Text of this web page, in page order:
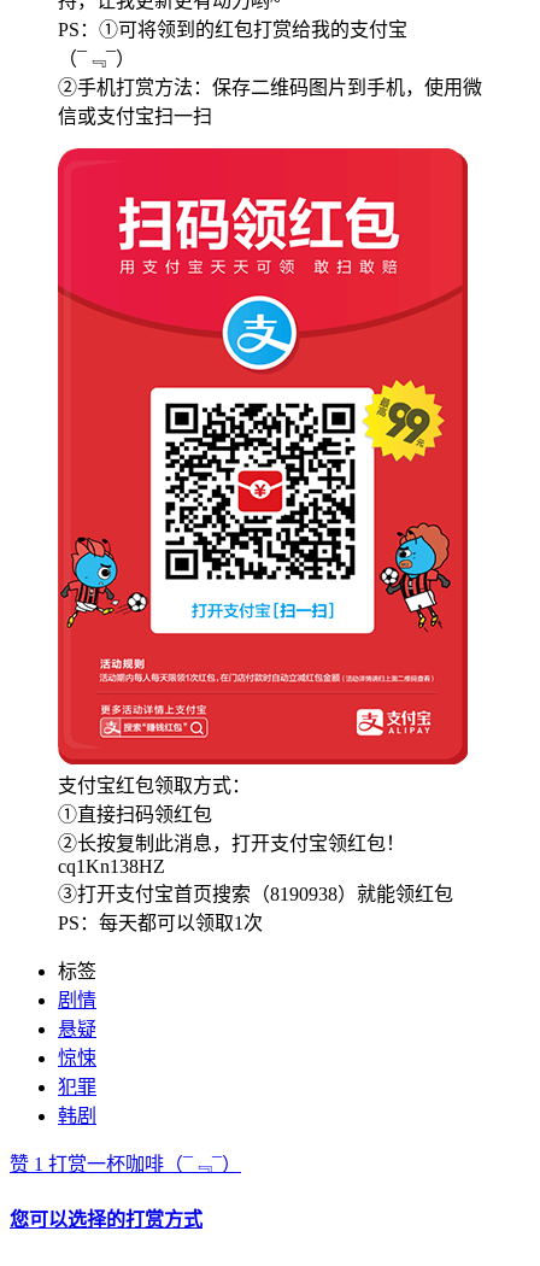
PS：①可将领到的红包打赏给我的支付宝
（¯﹃¯）
②手机打赏方法：保存二维码图片到手机，使用微
信或支付宝扫一扫
支付宝红包领取方式：
①直接扫码领红包
②长按复制此消息，打开支付宝领红包！
cq1Kn138HZ
③打开支付宝首页搜索（8190938）就能领红包
PS：每天都可以领取1次
标签
剧情
悬疑
惊悚
犯罪
韩剧
赞 1 打赏一杯咖啡 （¯﹃¯）
您可以选择的打赏方式